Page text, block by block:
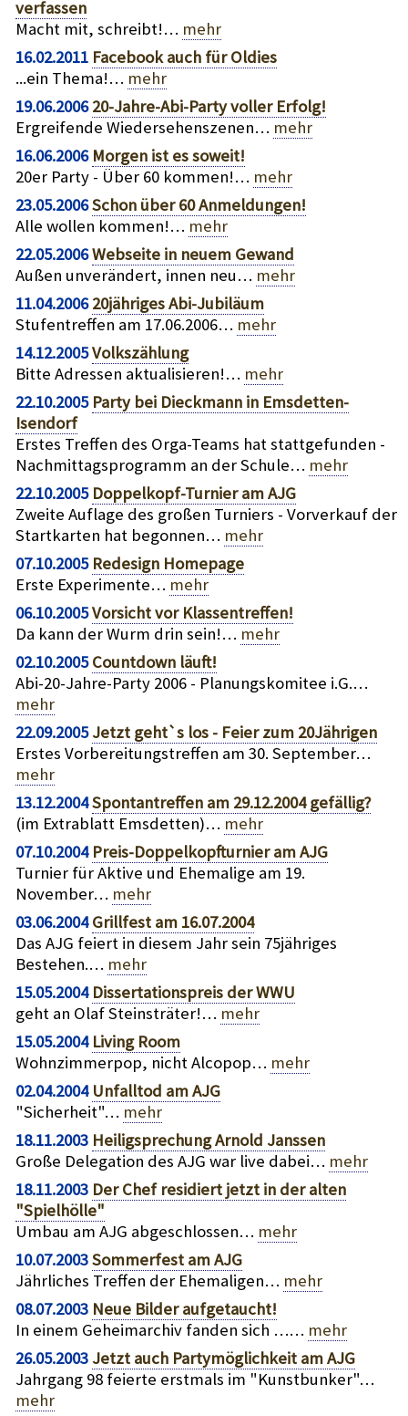
verfassen
Macht mit, schreibt!… mehr
16.02.2011 Facebook auch für Oldies
...ein Thema!… mehr
19.06.200620-Jahre-Abi-Party voller Erfolg!
Ergreifende Wiedersehenszenen… mehr
16.06.2006 Morgen ist es soweit!
20er Party - Über 60 kommen!… mehr
23.05.2006Schon über 60 Anmeldungen!
Alle wollen kommen!… mehr
22.05.2006Webseite in neuem Gewand
Außen unverändert, innen neu… mehr
11.04.200620jähriges Abi-Jubiläum
Stufentreffen am 17.06.2006… mehr
14.12.2005Volkszählung
Bitte Adressen aktualisieren!… mehr
22.10.2005 Party bei Dieckmann in Emsdetten-
Isendorf
Erstes Treffen des Orga-Teams hat stattgefunden -
Nachmittagsprogramm an der Schule… mehr
22.10.2005 Doppelkopf-Turnier am AJG
Zweite Auflage des großen Turniers - Vorverkauf der
Startkarten hat begonnen… mehr
07.10.2005 Redesign Homepage
Erste Experimente… mehr
06.10.2005Vorsicht vor Klassentreffen!
Da kann der Wurm drin sein!… mehr
02.10.2005Countdown läuft!
Abi-20-Jahre-Party 2006 - Planungskomitee i.G.…
mehr
22.09.2005Jetzt geht`s los - Feier zum 20Jährigen
Erstes Vorbereitungstreffen am 30. September…
mehr
13.12.2004Spontantreffen am 29.12.2004 gefällig?
(im Extrablatt Emsdetten)… mehr
07.10.2004 Preis-Doppelkopfturnier am AJG
Turnier für Aktive und Ehemalige am 19.
November… mehr
03.06.2004Grillfest am 16.07.2004
Das AJG feiert in diesem Jahr sein 75jähriges
Bestehen.… mehr
15.05.2004 Dissertationspreis der WWU
geht an Olaf Steinsträter!… mehr
15.05.2004 Living Room
Wohnzimmerpop, nicht Alcopop… mehr
02.04.2004 Unfalltod am AJG
"Sicherheit"… mehr
18.11.2003 Heiligsprechung Arnold Janssen
Große Delegation des AJG war live dabei… mehr
18.11.2003 Der Chef residiert jetzt in der alten
"Spielhölle"
Umbau am AJG abgeschlossen… mehr
10.07.2003Sommerfest am AJG
Jährliches Treffen der Ehemaligen… mehr
08.07.2003 Neue Bilder aufgetaucht!
In einem Geheimarchiv fanden sich …… mehr
26.05.2003 Jetzt auch Partymöglichkeit am AJG
Jahrgang 98 feierte erstmals im "Kunstbunker"…
mehr